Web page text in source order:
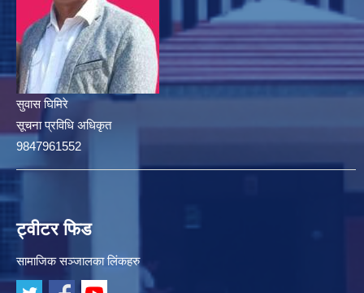
सुवास घिमिरे
सूचना प्रविधि अधिकृत
9847961552
ट्वीटर फिड
सामाजिक सञ्जालका लिंकहरु